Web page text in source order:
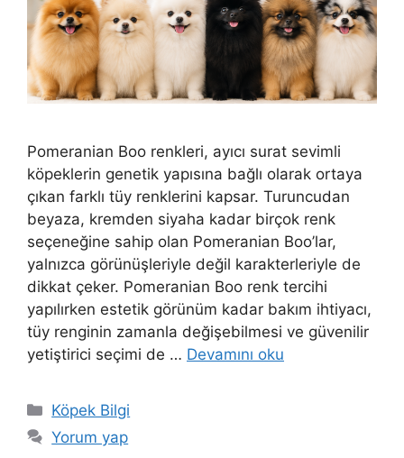
Pomeranian Boo renkleri, ayıcı surat sevimli
köpeklerin genetik yapısına bağlı olarak ortaya
çıkan farklı tüy renklerini kapsar. Turuncudan
beyaza, kremden siyaha kadar birçok renk
seçeneğine sahip olan Pomeranian Boo’lar,
yalnızca görünüşleriyle değil karakterleriyle de
dikkat çeker. Pomeranian Boo renk tercihi
yapılırken estetik görünüm kadar bakım ihtiyacı,
tüy renginin zamanla değişebilmesi ve güvenilir
yetiştirici seçimi de … Devamını oku
Kategoriler
Köpek Bilgi
Yorum yap